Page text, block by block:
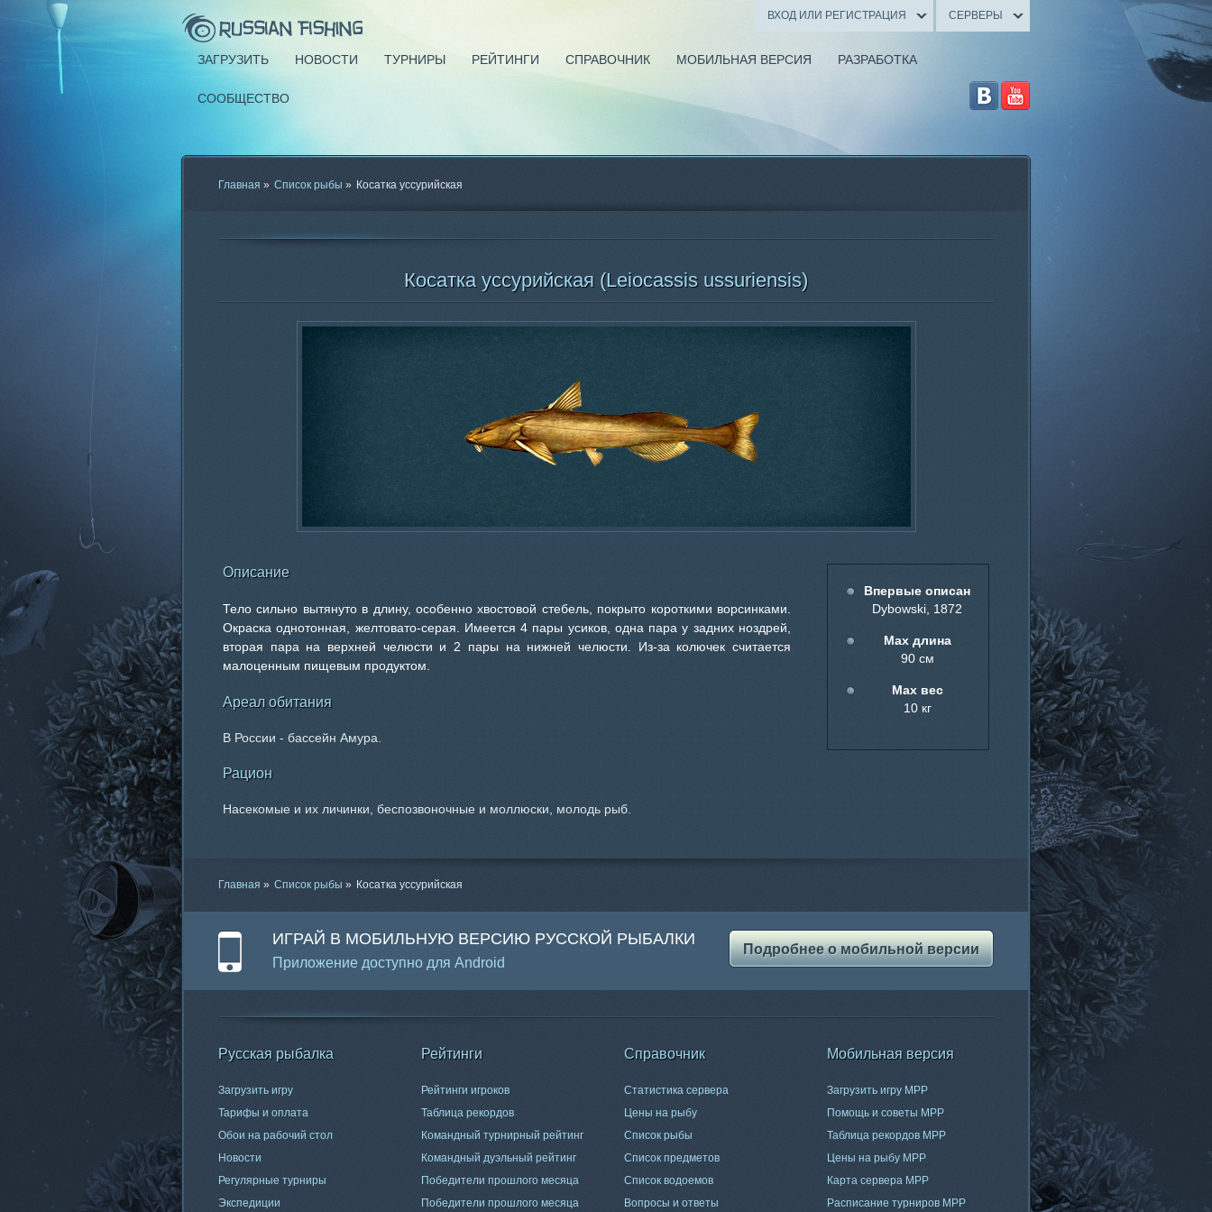
СЕРВЕРЫ
ВХОД ИЛИ РЕГИСТРАЦИЯ
ЗАГРУЗИТЬ НОВОСТИ ТУРНИРЫ РЕЙТИНГИ СПРАВОЧНИК МОБИЛЬНАЯ ВЕРСИЯ РАЗРАБОТКА
СООБЩЕСТВО
Главная » Список рыбы » Косатка уссурийская
Косатка уссурийская (Leiocassis ussuriensis)
Впервые описан
Dybowski, 1872
Мах длина
90 см
Мах вес
10 кг
Описание
Тело сильно вытянуто в длину, особенно хвостовой стебель, покрыто короткими ворсинками.
Окраска однотонная, желтовато-серая. Имеется 4 пары усиков, одна пара у задних ноздрей,
вторая пара на верхней челюсти и 2 пары на нижней челюсти. Из-за колючек считается
малоценным пищевым продуктом.
Ареал обитания
В России - бассейн Амура.
Рацион
Насекомые и их личинки, беспозвоночные и моллюски, молодь рыб.
Главная » Список рыбы » Косатка уссурийская
ИГРАЙ В МОБИЛЬНУЮ ВЕРСИЮ РУССКОЙ РЫБАЛКИ
Приложение доступно для Android
Подробнее о мобильной версии
Русская рыбалка
Загрузить игру
Тарифы и оплата
Обои на рабочий стол
Новости
Регулярные турниры
Экспедиции
Рейтинги
Рейтинги игроков
Таблица рекордов
Командный турнирный рейтинг
Командный дуэльный рейтинг
Победители прошлого месяца
Победители прошлого месяца
Справочник
Статистика сервера
Цены на рыбу
Список рыбы
Список предметов
Список водоемов
Вопросы и ответы
Мобильная версия
Загрузить игру МРР
Помощь и советы МРР
Таблица рекордов МРР
Цены на рыбу МРР
Карта сервера МРР
Расписание турниров МРР